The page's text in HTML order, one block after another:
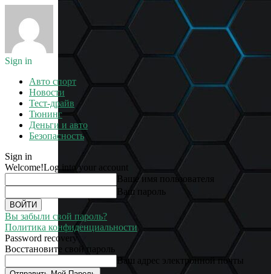
Sign in
Авто спорт
Новости
Тест-драйв
Тюнинг
Деньги и авто
Безопасность
Sign in
Welcome!Log into your account
Ваше имя пользователя
Ваш пароль
Вы забыли свой пароль?
Политика конфиденциальности
Password recovery
Восстановите свой пароль
Ваш адрес электронной почты